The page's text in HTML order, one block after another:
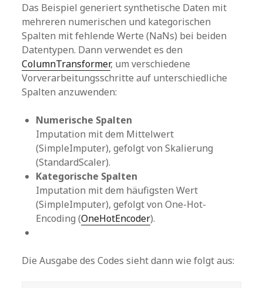
Das Beispiel generiert synthetische Daten mit
mehreren numerischen und kategorischen
Spalten mit fehlende Werte (NaNs) bei beiden
Datentypen. Dann verwendet es den
ColumnTransformer, um verschiedene
Vorverarbeitungsschritte auf unterschiedliche
Spalten anzuwenden:
Numerische Spalten
Imputation mit dem Mittelwert
(SimpleImputer), gefolgt von Skalierung
(StandardScaler).
Kategorische Spalten
Imputation mit dem häufigsten Wert
(SimpleImputer), gefolgt von One-Hot-
Encoding (OneHotEncoder).
Die Ausgabe des Codes sieht dann wie folgt aus: